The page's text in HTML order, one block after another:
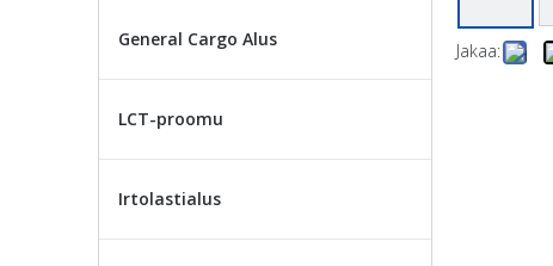
General Cargo Alus
LCT-proomu
Irtolastialus
Jakaa: